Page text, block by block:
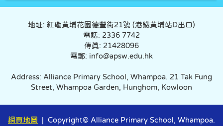
地址: 紅磡黃埔花園德豐街21號 (港鐵黃埔站D出口)
電話: 2336 7742
傳真: 21428096
電郵: info@apsw.edu.hk
Address: Alliance Primary School, Whampoa. 21 Tak Fung
Street, Whampoa Garden, Hunghom, Kowloon
網頁地圖 | Copyright© Alliance Primary School, Whampoa.